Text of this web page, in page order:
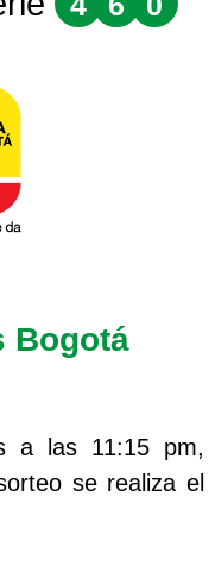
Bogotá
a las 11:15 pm,
se realiza el